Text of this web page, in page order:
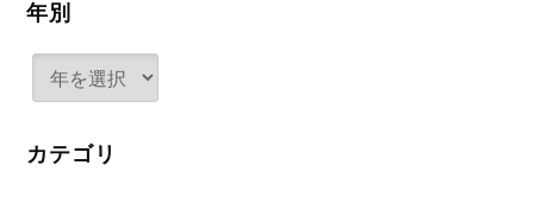
年別
カテゴリ